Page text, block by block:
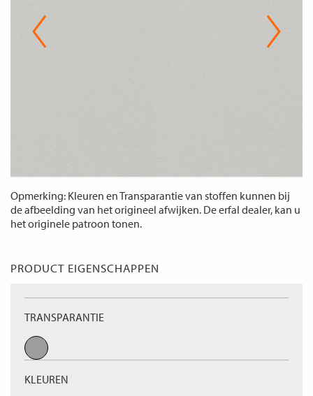
Opmerking: Kleuren en Transparantie van stoffen kunnen bij
de afbeelding van het origineel afwijken. De erfal dealer, kan u
het originele patroon tonen.
PRODUCT EIGENSCHAPPEN
TRANSPARANTIE
KLEUREN